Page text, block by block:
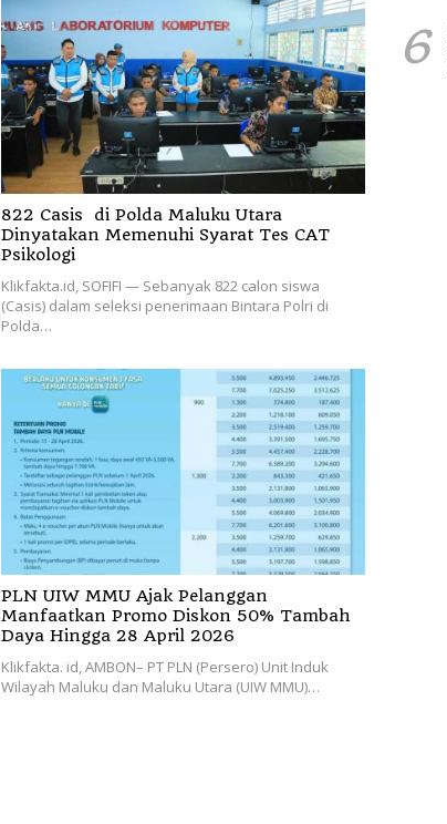
822 Casis di Polda Maluku Utara
Dinyatakan Memenuhi Syarat Tes CAT
Psikologi
Klikfakta.id, SOFIFI — Sebanyak 822 calon siswa
(Casis) dalam seleksi penerimaan Bintara Polri di
Polda…
PLN UIW MMU Ajak Pelanggan
Manfaatkan Promo Diskon 50% Tambah
Daya Hingga 28 April 2026
Klikfakta. id, AMBON– PT PLN (Persero) Unit Induk
Wilayah Maluku dan Maluku Utara (UIW MMU)…
6